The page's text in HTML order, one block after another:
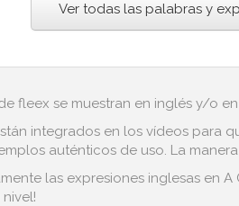
Ver todas las palabras y
fleex se muestran en inglés y/o
integrados en los vídeos para
auténticos de uso. La
las expresiones inglesas en A